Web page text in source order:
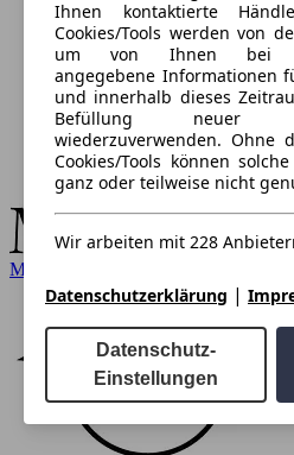
Mercedes-Benz
Ihnen kontaktierte
Cookies/Tools werden von
um von Ihnen bei
angegebene Informationen
und innerhalb dieses
Befüllung neuer
wiederzuverwenden. Ohne
Cookies/Tools können
ganz oder teilweise nicht
Wir arbeiten mit 228
Datenschutzerklärung |
Datenschutz-
Einstellungen